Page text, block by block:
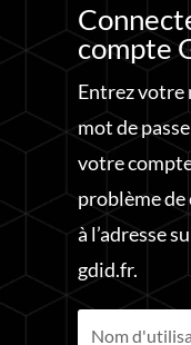
compte
Entrez votre
mot de
votre
problème
à l’adresse
gdid.fr.